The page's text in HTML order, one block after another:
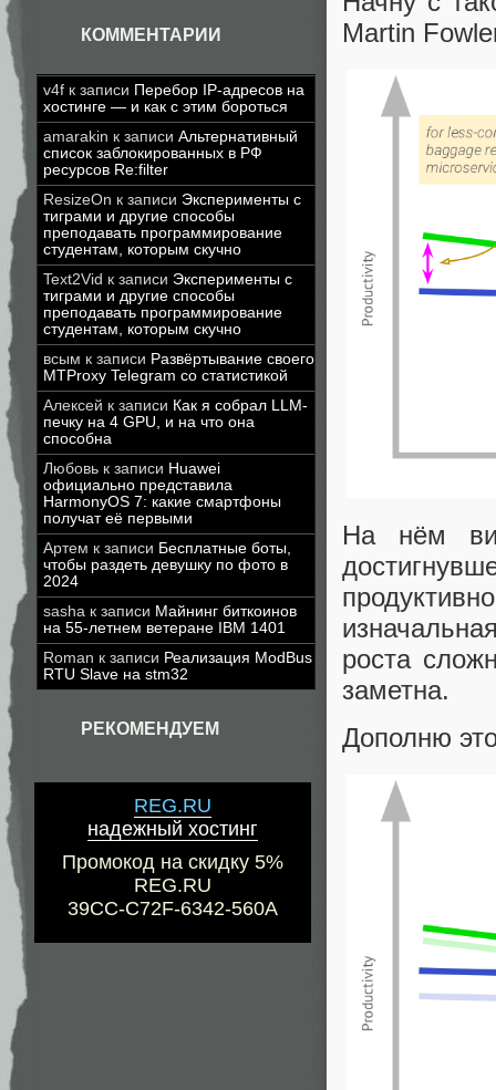
КОММЕНТАРИИ
v4f к записи Перебор IP-адресов на
хостинге — и как с этим бороться
amarakin к записи Альтернативный
список заблокированных в РФ
ресурсов Re:filter
ResizeOn к записи Эксперименты с
тиграми и другие способы
преподавать программирование
студентам, которым скучно
Text2Vid к записи Эксперименты с
тиграми и другие способы
преподавать программирование
студентам, которым скучно
всым к записи Развёртывание своего
MTProxy Telegram со статистикой
Алексей к записи Как я собрал LLM-
печку на 4 GPU, и на что она
способна
Любовь к записи Huawei
официально представила
HarmonyOS 7: какие смартфоны
получат её первыми
Артем к записи Бесплатные боты,
чтобы раздеть девушку по фото в
2024
sasha к записи Майнинг биткоинов
на 55-летнем ветеране IBM 1401
Roman к записи Реализация ModBus
RTU Slave на stm32
РЕКОМЕНДУЕМ
REG.RU
надежный хостинг
Промокод на скидку 5%
REG.RU
39CC-C72F-6342-560A
Martin
На нём
роста
заметна.
Дополню